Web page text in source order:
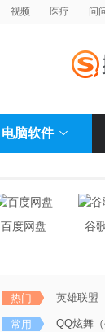
视频 医疗 问
电脑软件
百度网盘 谷
热门 英雄联盟
常用 QQ炫舞（